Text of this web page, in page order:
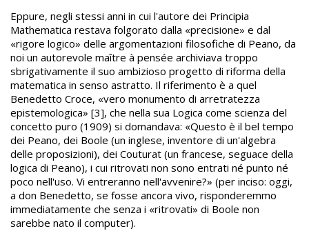
Eppure, negli stessi anni in cui l'autore dei Principia
Mathematica restava folgorato dalla «precisione» e dal
«rigore logico» delle argomentazioni filosofiche di Peano, da
noi un autorevole maître à pensée archiviava troppo
sbrigativamente il suo ambizioso progetto di riforma della
matematica in senso astratto. Il riferimento è a quel
Benedetto Croce, «vero monumento di arretratezza
epistemologica» [3], che nella sua Logica come scienza del
concetto puro (1909) si domandava: «Questo è il bel tempo
dei Peano, dei Boole (un inglese, inventore di un'algebra
delle proposizioni), dei Couturat (un francese, seguace della
logica di Peano), i cui ritrovati non sono entrati né punto né
poco nell'uso. Vi entreranno nell'avvenire?» (per inciso: oggi,
a don Benedetto, se fosse ancora vivo, risponderemmo
immediatamente che senza i «ritrovati» di Boole non
sarebbe nato il computer).